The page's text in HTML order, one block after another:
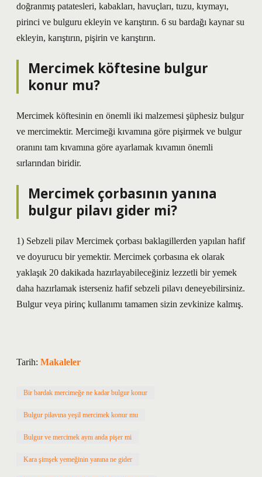
doğranmış patatesleri, kabakları, havuçları, tuzu, kıymayı,
pirinci ve bulguru ekleyin ve karıştırın. 6 su bardağı kaynar su
ekleyin, karıştırın, pişirin ve karıştırın.
Mercimek köftesine bulgur
konur mu?
Mercimek köftesinin en önemli iki malzemesi şüphesiz bulgur
ve mercimektir. Mercimeği kıvamına göre pişirmek ve bulgur
oranını tam kıvamına göre ayarlamak kıvamın önemli
sırlarından biridir.
Mercimek çorbasının yanına
bulgur pilavı gider mi?
1) Sebzeli pilav Mercimek çorbası baklagillerden yapılan hafif
ve doyurucu bir yemektir. Mercimek çorbasına ek olarak
yaklaşık 20 dakikada hazırlayabileceğiniz lezzetli bir yemek
daha hazırlamak isterseniz hafif sebzeli pilavı deneyebilirsiniz.
Bulgur veya pirinç kullanımı tamamen sizin zevkinize kalmış.
Tarih: Makaleler
Bir bardak mercimeğe ne kadar bulgur konur
Bulgur pilavına yeşil mercimek konur mu
Bulgur ve mercimek aynı anda pişer mi
Kara şimşek yemeğinin yanına ne gider